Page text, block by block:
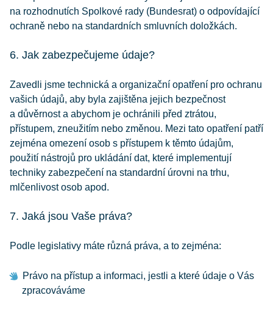
na rozhodnutích Spolkové rady (Bundesrat) o odpovídající
ochraně nebo na standardních smluvních doložkách.
6. Jak zabezpečujeme údaje?
Zavedli jsme technická a organizační opatření pro ochranu
vašich údajů, aby byla zajištěna jejich bezpečnost
a důvěrnost a abychom je ochránili před ztrátou,
přístupem, zneužitím nebo změnou. Mezi tato opatření patří
zejména omezení osob s přístupem k těmto údajům,
použití nástrojů pro ukládání dat, které implementují
techniky zabezpečení na standardní úrovni na trhu,
mlčenlivost osob apod.
7. Jaká jsou Vaše práva?
Podle legislativy máte různá práva, a to zejména:
Právo na přístup a informaci, jestli a které údaje o Vás
zpracováváme